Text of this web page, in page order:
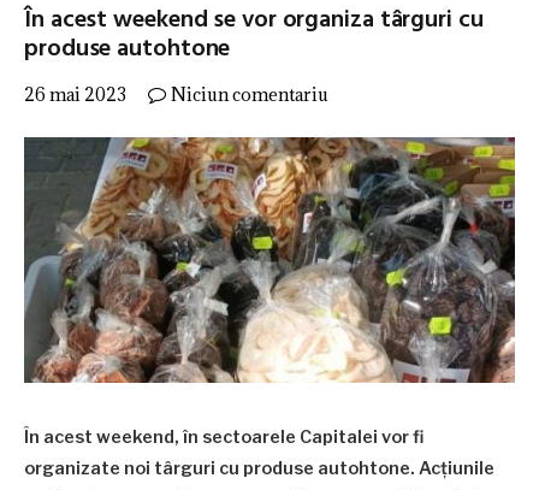
În acest weekend se vor organiza târguri cu
produse autohtone
26 mai 2023 Niciun comentariu
În acest weekend, în sectoarele Capitalei vor fi
organizate noi târguri cu produse autohtone. Acțiunile